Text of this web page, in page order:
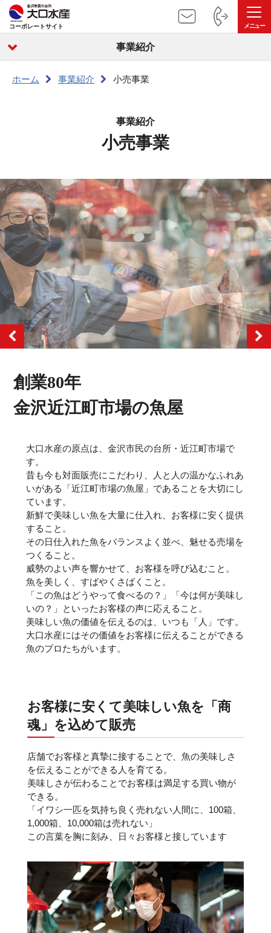
コーポレートサイト
事業紹介
ホーム 事業紹介 小売事業
事業紹介
小売事業
創業80年
金沢近江町市場の魚屋
大口水産の原点は、金沢市民の台所・近江町市場で
す。
昔も今も対面販売にこだわり、人と人の温かなふれあ
いがある「近江町市場の魚屋」であることを大切にし
ています。
新鮮で美味しい魚を大量に仕入れ、お客様に安く提供
すること。
その日仕入れた魚をバランスよく並べ、魅せる売場を
つくること。
威勢のよい声を響かせて、お客様を呼び込むこと。
魚を美しく、すばやくさばくこと。
「この魚はどうやって食べるの？」「今は何が美味し
いの？」といったお客様の声に応えること。
美味しい魚の価値を伝えるのは、いつも「人」です。
大口水産にはその価値をお客様に伝えることができる
魚のプロたちがいます。
お客様に安くて美味しい魚を 「商
魂」を込めて販売
店舗でお客様と真摯に接することで、魚の美味しさ
を伝えることができる人を育てる。
美味しさが伝わることでお客様は満足する買い物が
できる。
「イワシ一匹を気持ち良く売れない人間に、100箱、
1,000箱、10,000箱は売れない」
この言葉を胸に刻み、日々お客様と接しています